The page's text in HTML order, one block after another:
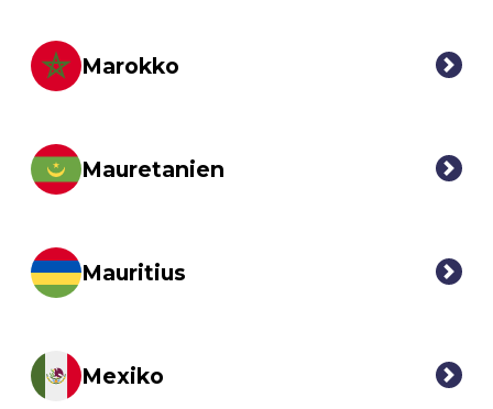
Marokko
Mauretanien
Mauritius
Mexiko